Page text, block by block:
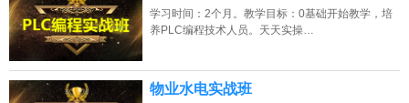
学习时间：2个月。教学目标：0基础开始教学，培
养PLC编程技术人员。天天实操…
物业水电实战班